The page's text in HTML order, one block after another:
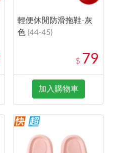
輕便休閒防滑拖鞋-灰
色 (44-45)
$ 79
加入購物車